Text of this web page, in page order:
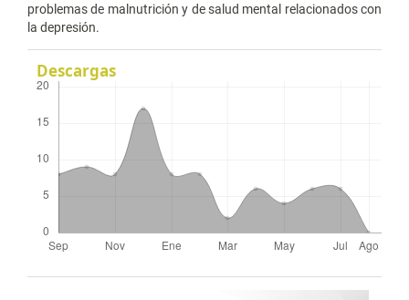
problemas de malnutrición y de salud mental relacionados con
la depresión.
Descargas